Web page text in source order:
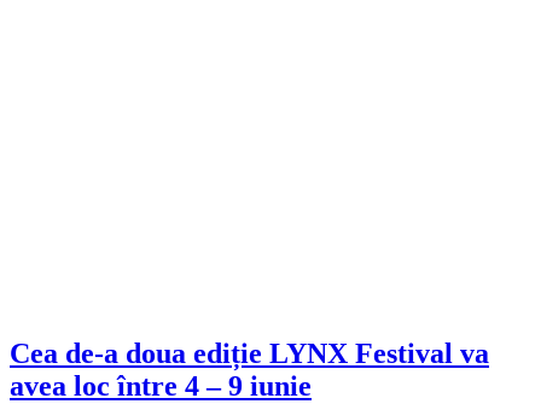
Cea de-a doua ediție LYNX Festival va
avea loc între 4 – 9 iunie